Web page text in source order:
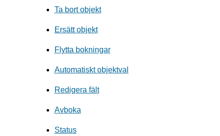
Ta bort objekt
Ersätt objekt
Flytta bokningar
Automatiskt objektval
Redigera fält
Avboka
Status